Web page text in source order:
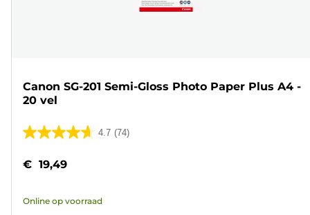
Canon SG-201 Semi-Gloss Photo Paper Plus A4 -
20 vel
4.7 (74)
4.7
de
sterren.
€ 19,49
Online op voorraad